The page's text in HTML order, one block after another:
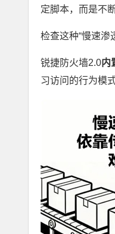
定脚本，而是不
检查这种“慢速渗
锐捷防火墙2.0内
习访问的行为模